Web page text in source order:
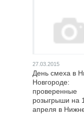
27.03.2015
День смеха в
Новгороде:
проверенные
розыгрыши на 1
апреля в